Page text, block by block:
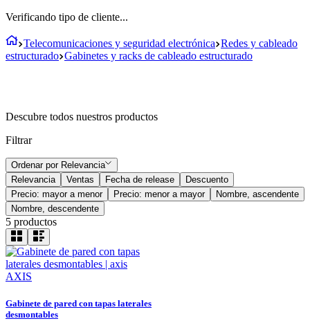
Verificando tipo de cliente...
Telecomunicaciones y seguridad electrónica Redes y cableado
estructurado Gabinetes y racks de cableado estructurado
Descubre todos nuestros productos
Filtrar
Ordenar por Relevancia
Relevancia
Ventas Fecha de release
Descuento
Precio: mayor a menor
Precio: menor a mayor
Nombre, ascendente
Nombre, descendente
5 productos
AXIS
Gabinete de pared con tapas laterales
desmontables